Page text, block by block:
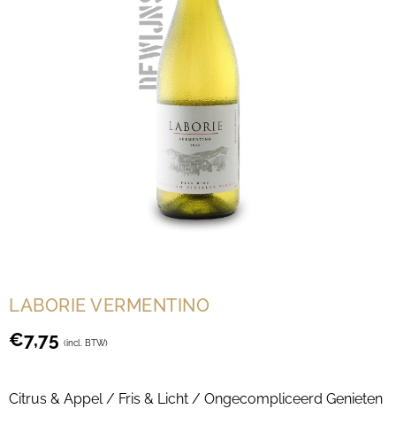
LABORIE VERMENTINO
€7,75 (incl. BTW)
Citrus & Appel / Fris & Licht / Ongecompliceerd Genieten